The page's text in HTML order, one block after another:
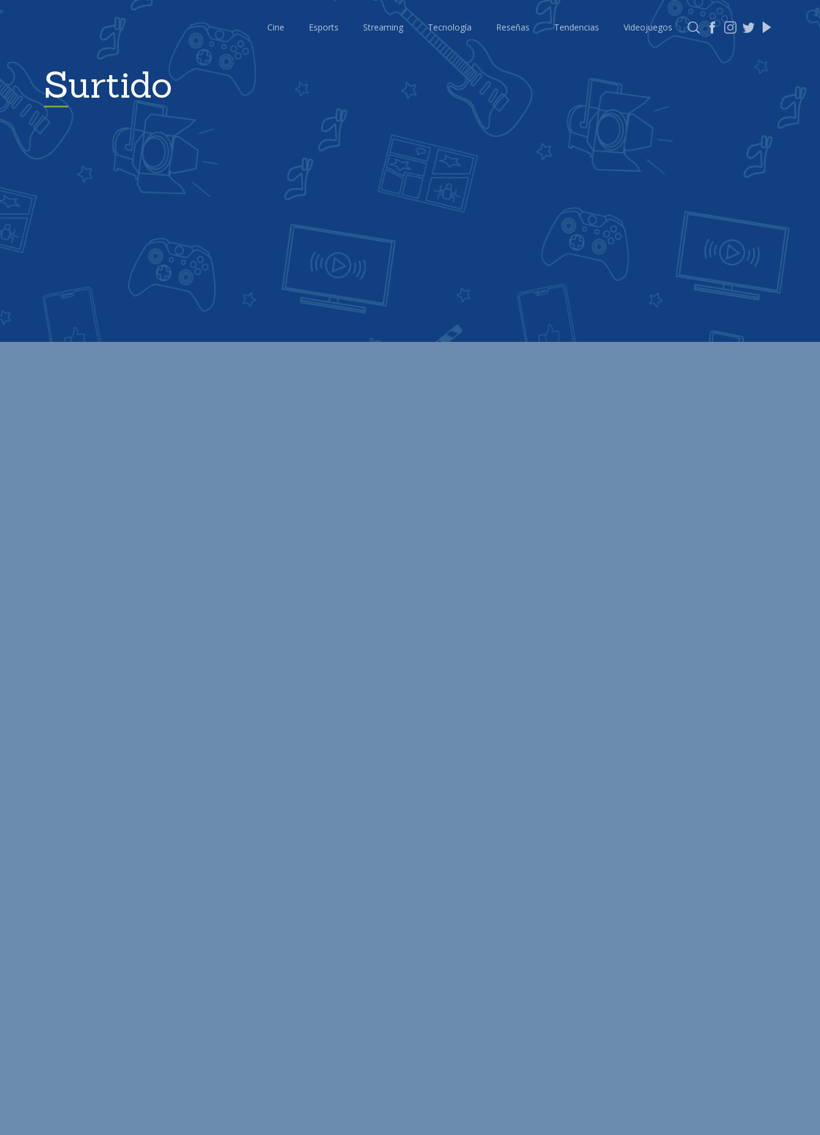
Cine Esports Streaming Tecnología Reseñas Tendencias Videojuegos
Surtido